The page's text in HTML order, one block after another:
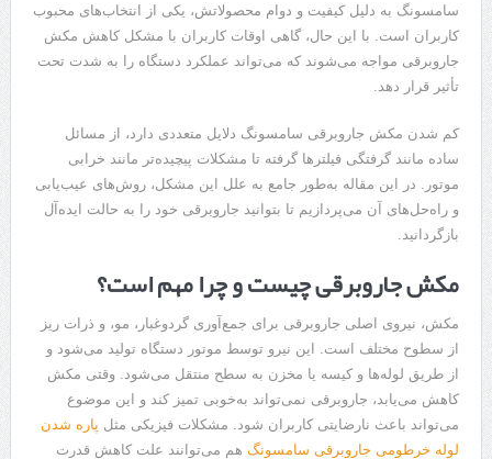
استریا
طراحی در خدمت نظم؛ از قفسه ‌های یک‌ طرفه تا دو طرفه، روایت
سامسونگ به دلیل کیفیت و دوام محصولاتش، یکی از انتخاب‌های محبوب
کاربران است. با این حال، گاهی اوقات کاربران با مشکل کاهش مکش
جاروبرقی مواجه می‌شوند که می‌تواند عملکرد دستگاه را به شدت تحت
تأثیر قرار دهد.
کم شدن مکش جاروبرقی سامسونگ دلایل متعددی دارد، از مسائل
ساده مانند گرفتگی فیلترها گرفته تا مشکلات پیچیده‌تر مانند خرابی
موتور. در این مقاله به‌طور جامع به علل این مشکل، روش‌های عیب‌یابی
و راه‌حل‌های آن می‌پردازیم تا بتوانید جاروبرقی خود را به حالت ایده‌آل
بازگردانید.
مکش جاروبرقی چیست و چرا مهم است؟
مکش، نیروی اصلی جاروبرقی برای جمع‌آوری گردوغبار، مو، و ذرات ریز
از سطوح مختلف است. این نیرو توسط موتور دستگاه تولید می‌شود و
از طریق لوله‌ها و کیسه یا مخزن به سطح منتقل می‌شود. وقتی مکش
کاهش می‌یابد، جاروبرقی نمی‌تواند به‌خوبی تمیز کند و این موضوع
می‌تواند باعث نارضایتی کاربران شود. مشکلات فیزیکی مثل پاره شدن
لوله خرطومی جاروبرقی سامسونگهم می‌توانند علت کاهش قدرت